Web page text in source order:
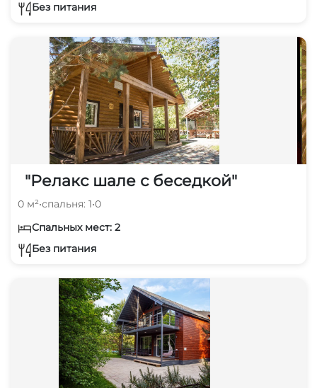
Без питания
"Релакс шале с беседкой"
0 м²•спальня: 1•0
Спальных мест: 2
Без питания